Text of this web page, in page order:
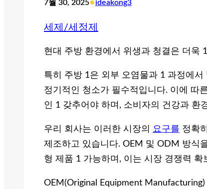
7월 30, 2025•ideakong3
세제/세정제
현대 주방 환경에서 위생과 청결은 더욱
특히 주방 1은 외부 오염물과 1 과정에
정기적인 청소가 필수적입니다. 이에 따
인 1 갖추어야 하며, 소비자의 건강과 환
우리 회사는 이러한 시장의 요구를 정확
제조하고 있습니다. OEM 및 ODM 방식
형 제품 1 가능하며, 이는 시장 경쟁력
OEM(Original Equipment